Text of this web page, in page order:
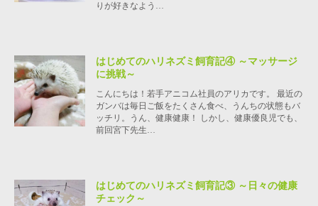
りが好きなよう…
はじめてのハリネズミ飼育記④ ～マッサージ
に挑戦～
こんにちは！若手アニコム社員のアリカです。 最近の
ガンバは毎日ご飯をたくさん食べ、うんちの状態もバ
ッチリ。うん、健康健康！ しかし、健康優良児でも、
前回宮下先生…
はじめてのハリネズミ飼育記③ ～日々の健康
チェック～